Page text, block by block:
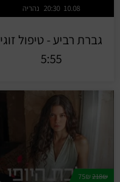
נהריה 20:30 10.08
גברת רביע - טיפול זוגי
5:55
218₪